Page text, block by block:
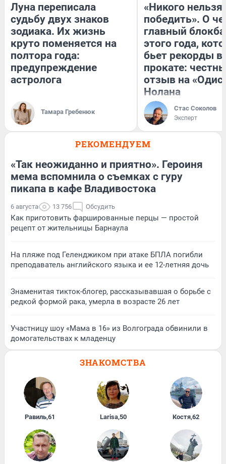
Луна переписала
судьбу двух знаков
зодиака. Их жизнь
круто поменяется на
полтора года:
предупреждение
астролога
Тамара Гребенюк
«Никого нельзя
победить». О
главный
этого года,
бьет рекорды в
прокате:
отзыв на
Нолана
Стас Соколов
Эксперт
РЕКОМЕНДУЕМ
«Так неожиданно и приятно». Героиня
мема вспомнила о съемках с гуру
пикапа в кафе Владивостока
6 августа 13 756 Обсудить
Как приготовить фаршированные перцы — простой
рецепт от жительницы Барнаула
На пляже под Геленджиком при атаке БПЛА погибли
преподаватель английского языка и ее 12-летняя дочь
Знаменитая тикток-блогер, рассказывавшая о борьбе с
редкой формой рака, умерла в возрасте 26 лет
Участницу шоу «Мама в 16» из Волгограда обвинили в
домогательствах к младенцу
ЗНАКОМСТВА
Равиль,61 Larisa,50 Костя,62